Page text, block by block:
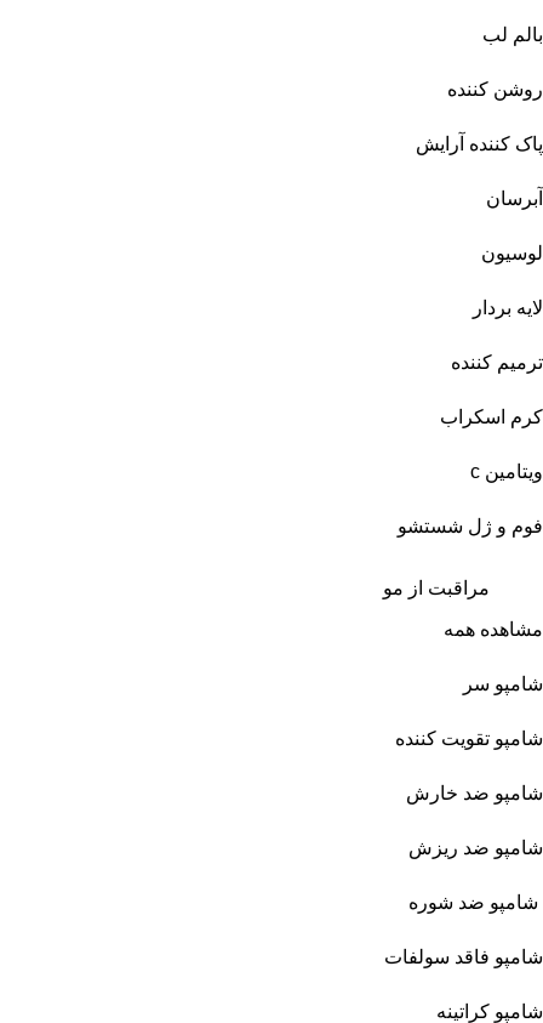
بالم لب
روشن کننده
پاک کننده آرایش
آبرسان
لوسیون
لایه بردار
ترمیم کننده
کرم اسکراب
ویتامین c
فوم و ژل شستشو
مراقبت از مو
مشاهده همه
شامپو سر
شامپو تقویت کننده
شامپو ضد خارش
شامپو ضد ریزش
شامپو ضد شوره
شامپو فاقد سولفات
شامپو کراتینه